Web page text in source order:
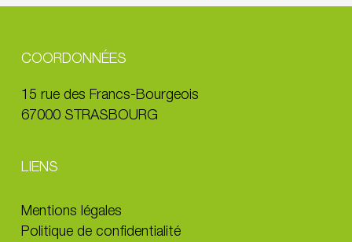
COORDONNÉES
15 rue des Francs-Bourgeois
67000 STRASBOURG
LIENS
Mentions légales
Politique de confidentialité